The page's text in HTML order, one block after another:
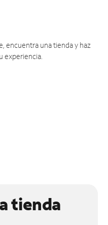
encuentra una tienda y haz
experiencia.
tienda